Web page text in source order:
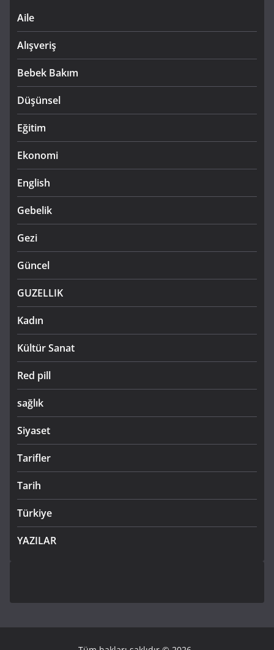
Aile
Alışveriş
Bebek Bakım
Düşünsel
Eğitim
Ekonomi
English
Gebelik
Gezi
Güncel
GUZELLIK
Kadın
Kültür Sanat
Red pill
sağlık
Siyaset
Tarifler
Tarih
Türkiye
YAZILAR